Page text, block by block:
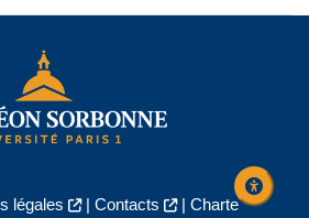
légales | Contacts | Charte